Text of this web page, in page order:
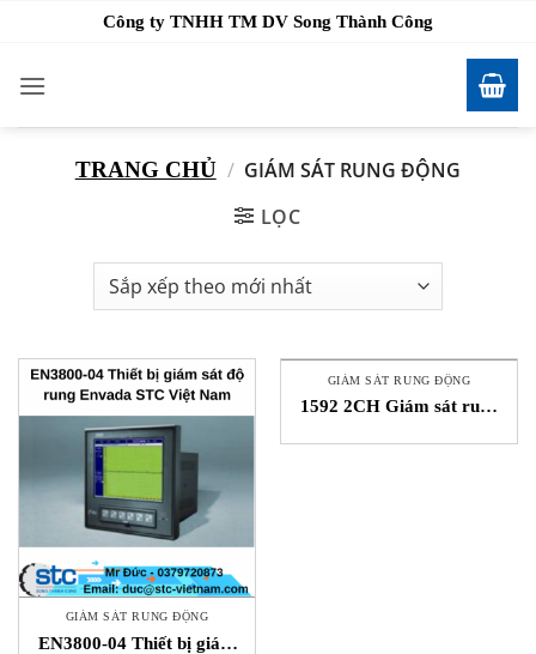
nội
dung
Công ty TNHH TM DV Song Thành Công
TRANG CHỦ / GIÁM SÁT RUNG ĐỘNG
LỌC
GIÁM SÁT RUNG ĐỘNG
EN3800-04 Thiết bị giám
GIÁM SÁT RUNG ĐỘNG
1592 2CH Giám sát rung